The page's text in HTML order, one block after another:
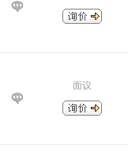
面议